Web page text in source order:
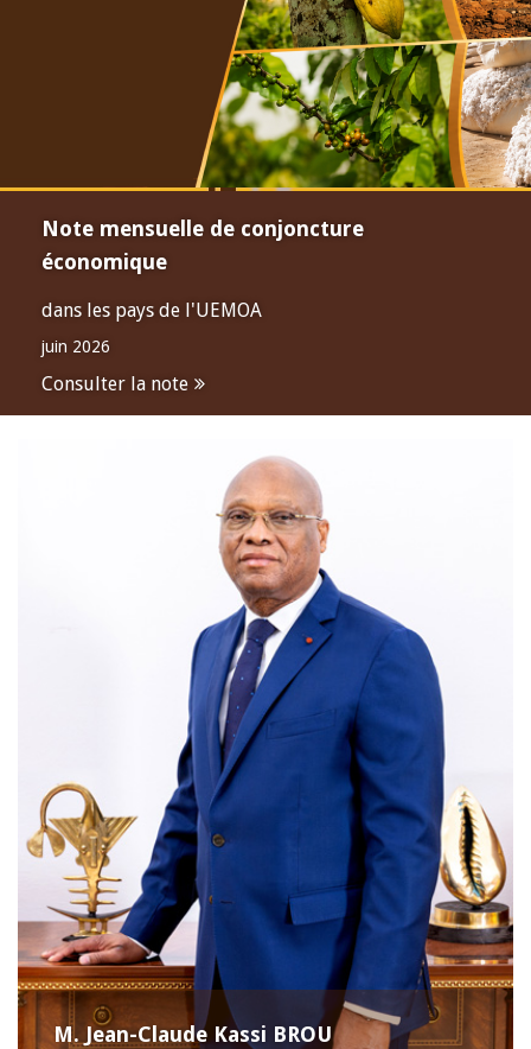
Note mensuelle de conjoncture
économique
dans les pays de l'UEMOA
juin 2026
Consulter la note
M. Jean-Claude Kassi BROU